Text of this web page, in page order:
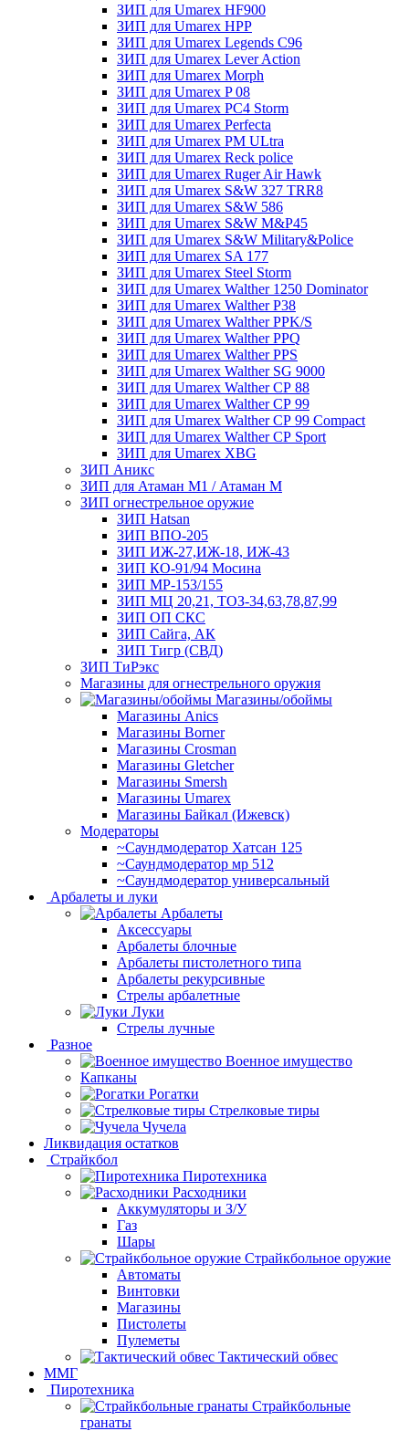
ЗИП для Umarex HF900
ЗИП для Umarex HPP
ЗИП для Umarex Legends C96
ЗИП для Umarex Lever Action
ЗИП для Umarex Morph
ЗИП для Umarex P 08
ЗИП для Umarex PC4 Storm
ЗИП для Umarex Perfecta
ЗИП для Umarex PM ULtra
ЗИП для Umarex Reck police
ЗИП для Umarex Ruger Air Hawk
ЗИП для Umarex S&W 327 TRR8
ЗИП для Umarex S&W 586
ЗИП для Umarex S&W M&P45
ЗИП для Umarex S&W Military&Police
ЗИП для Umarex SA 177
ЗИП для Umarex Steel Storm
ЗИП для Umarex Walther 1250 Dominator
ЗИП для Umarex Walther P38
ЗИП для Umarex Walther PPK/S
ЗИП для Umarex Walther PPQ
ЗИП для Umarex Walther PPS
ЗИП для Umarex Walther SG 9000
ЗИП для Umarex Walther СР 88
ЗИП для Umarex Walther СР 99
ЗИП для Umarex Walther СР 99 Compact
ЗИП для Umarex Walther СР Sport
ЗИП для Umarex XBG
ЗИП Аникс
ЗИП для Атаман М1 / Атаман М
ЗИП огнестрельное оружие
ЗИП Hatsan
ЗИП ВПО-205
ЗИП ИЖ-27,ИЖ-18, ИЖ-43
ЗИП КО-91/94 Мосина
ЗИП МР-153/155
ЗИП МЦ 20,21, ТОЗ-34,63,78,87,99
ЗИП ОП СКС
ЗИП Сайга, АК
ЗИП Тигр (СВД)
ЗИП ТиРэкс
Магазины для огнестрельного оружия
Магазины/обоймы
Магазины Anics
Магазины Borner
Магазины Crosman
Магазины Gletcher
Магазины Smersh
Магазины Umarex
Магазины Байкал (Ижевск)
Модераторы
~Cаундмодератор Хатсан 125
~Саундмодератор мр 512
~Саундмодератор универсальный
Арбалеты и луки
Арбалеты
Аксессуары
Арбалеты блочные
Арбалеты пистолетного типа
Арбалеты рекурсивные
Стрелы арбалетные
Луки
Стрелы лучные
Разное
Военное имущество
Капканы
Рогатки
Стрелковые тиры
Чучела
Ликвидация остатков
Страйкбол
Пиротехника
Расходники
Аккумуляторы и З/У
Газ
Шары
Страйкбольное оружие
Автоматы
Винтовки
Магазины
Пистолеты
Пулеметы
Тактический обвес
ММГ
Пиротехника
Страйкбольные
гранаты